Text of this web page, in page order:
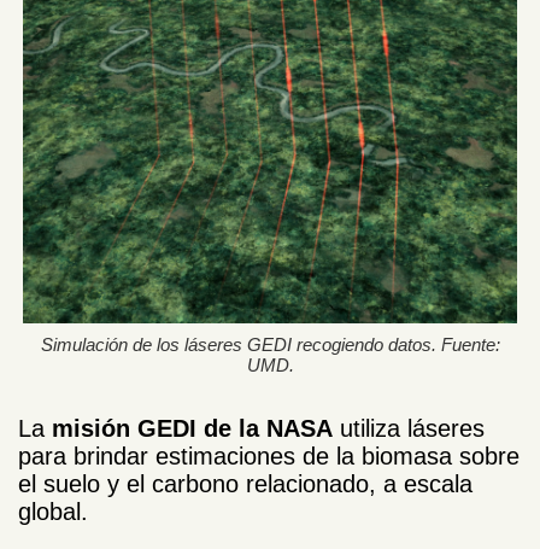
Simulación de los láseres GEDI recogiendo datos. Fuente:
UMD.
La misión GEDI de la NASA utiliza láseres
para brindar estimaciones de la biomasa sobre
el suelo y el carbono relacionado, a escala
global.